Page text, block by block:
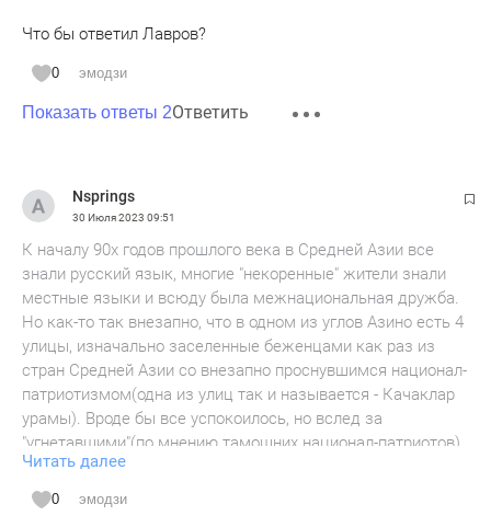
Что бы ответил Лавров?
0 эмодзи
Показать ответы 2Ответить
Nsprings
30 Июля 2023 09:51
К началу 90х годов прошлого века в Средней Азии все
знали русский язык, многие "некоренные" жители знали
местные языки и всюду была межнациональная дружба.
Но как-то так внезапно, что в одном из углов Азино есть 4
улицы, изначально заселенные беженцами как раз из
стран Средней Азии со внезапно проснувшимся национал-
патриотизмом(одна из улиц так и называется - Качаклар
урамы). Вроде бы все успокоилось, но вслед за
"угнетавшими"(по мнению тамошних национал-патриотов)
людьми в Казань неограниченно и бесконтрольно едут
теперь уже коренные среднеазиаты. Не придётся ли нам
бежать дальше и куда? Ведь интегрироваться в наше
Читать далее
0 эмодзи